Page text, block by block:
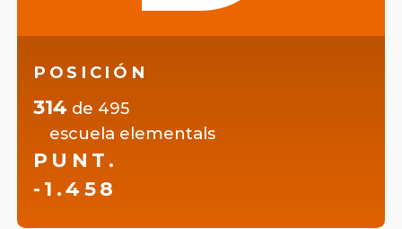
POSICIÓN
314 de 495
escuela elementals
PUNT.
-1.458